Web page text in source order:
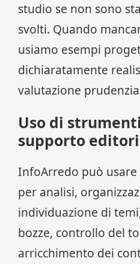
studio se non sono
svolti. Quando
usiamo esempi
dichiaratamente
valutazione
Uso di
supporto
InfoArredo può
per analisi,
individuazione di
bozze, controllo del
arricchimento dei